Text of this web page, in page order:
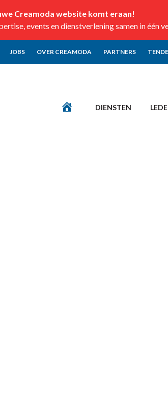
Creamoda website komt eraan!
events en dienstverlening samen in één
JOBS OVER CREAMODA PARTNERS
DIENSTEN